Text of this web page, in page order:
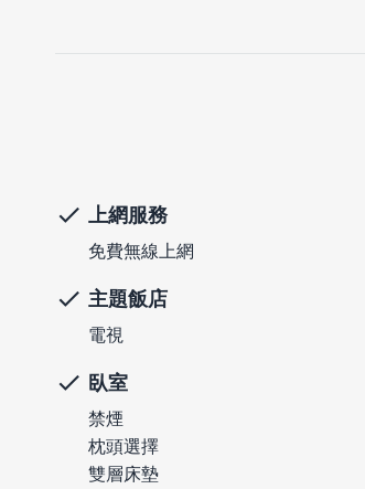
上網服務
免費無線上網
主題飯店
電視
臥室
禁煙
枕頭選擇
雙層床墊